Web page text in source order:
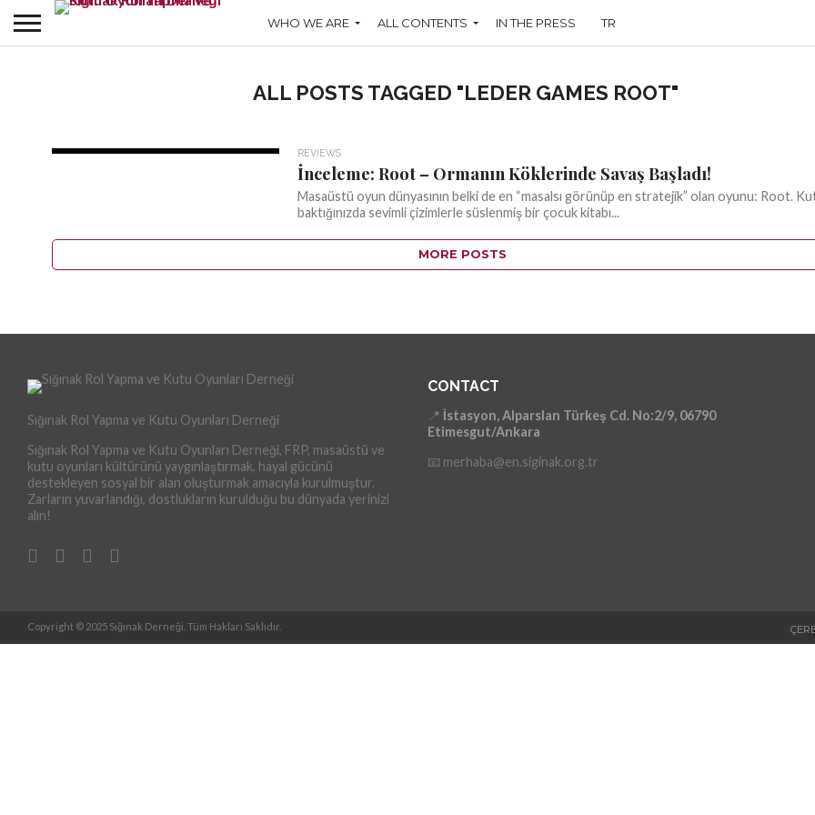
WHO WE ARE ALL CONTENTS IN THE PRESS TR
ALL POSTS TAGGED "LEDER GAMES ROOT"
REVIEWS
İnceleme: Root – Ormanın Köklerinde Savaş Başladı!
Masaüstü oyun dünyasının belki de en “masalsı görünüp en stratejik” olan oyunu: Root.
baktığınızda sevimli çizimlerle süslenmiş bir çocuk kitabı...
MORE POSTS
Sığınak Rol Yapma ve Kutu Oyunları Derneği
Sığınak Rol Yapma ve Kutu Oyunları Derneği, FRP, masaüstü ve
kutu oyunları kültürünü yaygınlaştırmak, hayal gücünü
destekleyen sosyal bir alan oluşturmak amacıyla kurulmuştur.
Zarların yuvarlandığı, dostlukların kurulduğu bu dünyada yerinizi
alın!
CONTACT
📍 İstasyon, Alparslan Türkeş Cd. No:2/9, 06790
Etimesgut/Ankara
📧 merhaba@en.siginak.org.tr
Copyright © 2025 Sığınak Derneği. Tüm Hakları Saklıdır.